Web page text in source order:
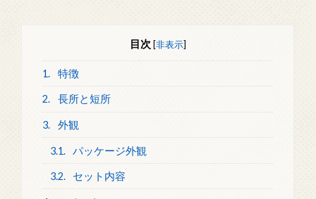
目次 [非表示]
1. 特徴
2. 長所と短所
3. 外観
3.1. パッケージ外観
3.2. セット内容